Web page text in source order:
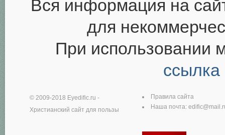
Вся информация на
для
При использовании
ссылка
© 2009-2018 Eyedific.ru -
Христианский сайт для пользы
Правила сайта
Наша почта: